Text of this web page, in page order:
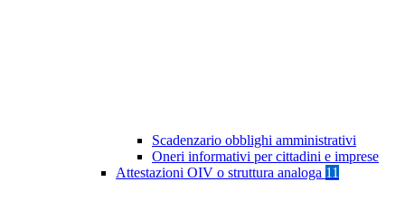
Scadenzario obblighi amministrativi
Oneri informativi per cittadini e imprese
Attestazioni OIV o struttura analoga 11